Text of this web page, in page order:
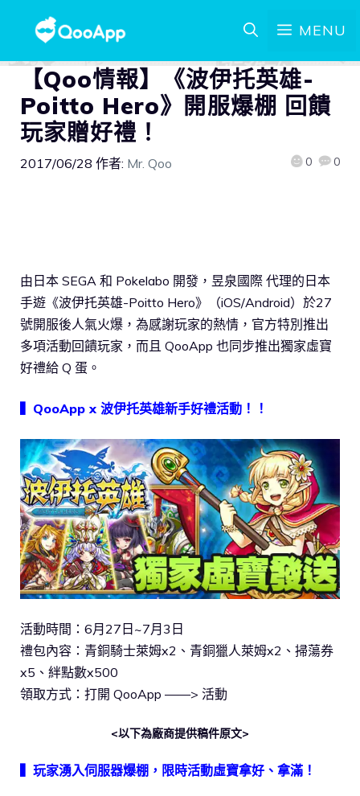
MENU
【Qoo情報】《波伊托英雄-
Poitto Hero》開服爆棚 回饋
玩家贈好禮！
2017/06/28 作者: Mr. Qoo 0 0
由日本 SEGA 和 Pokelabo 開發，昱泉國際 代理的日本
手遊《波伊托英雄-Poitto Hero》（iOS/Android）於27
號開服後人氣火爆，為感謝玩家的熱情，官方特別推出
多項活動回饋玩家，而且 QooApp 也同步推出獨家虛寶
好禮給 Q 蛋。
▍QooApp x 波伊托英雄新手好禮活動！！
活動時間：6月27日~7月3日
禮包內容：青銅騎士萊姆x2、青銅獵人萊姆x2、掃蕩券
x5、絆點數x500
領取方式：打開 QooApp ——> 活動
<以下為廠商提供稿件原文>
▍玩家湧入伺服器爆棚，限時活動虛寶拿好、拿滿！